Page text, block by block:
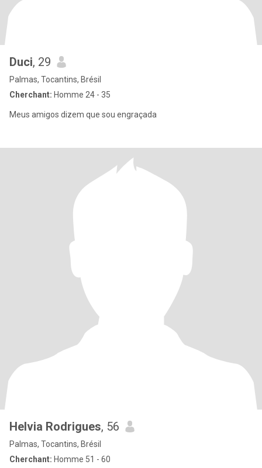
Duci, 29
Palmas, Tocantins, Brésil
Cherchant: Homme 24 - 35
Meus amigos dizem que sou engraçada
Helvia Rodrigues, 56
Palmas, Tocantins, Brésil
Cherchant: Homme 51 - 60